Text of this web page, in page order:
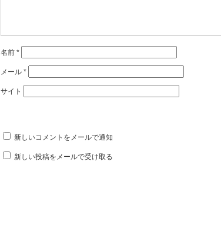
名前 *
メール *
サイト
新しいコメントをメールで通知
新しい投稿をメールで受け取る